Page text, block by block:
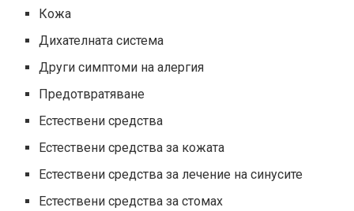
Кожа
Дихателната система
Други симптоми на алергия
Предотвратяване
Естествени средства
Естествени средства за кожата
Естествени средства за лечение на синусите
Естествени средства за стомах